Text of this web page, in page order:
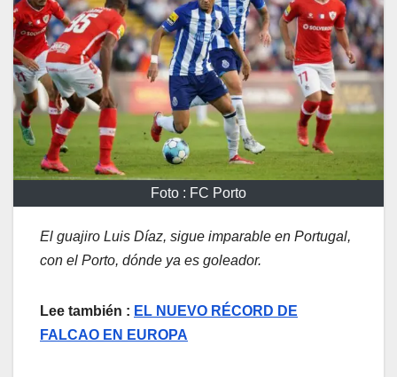
Foto : FC Porto
El guajiro Luis Díaz, sigue imparable en Portugal,
con el Porto, dónde ya es goleador.
Lee también : EL NUEVO RÉCORD DE
FALCAO EN EUROPA